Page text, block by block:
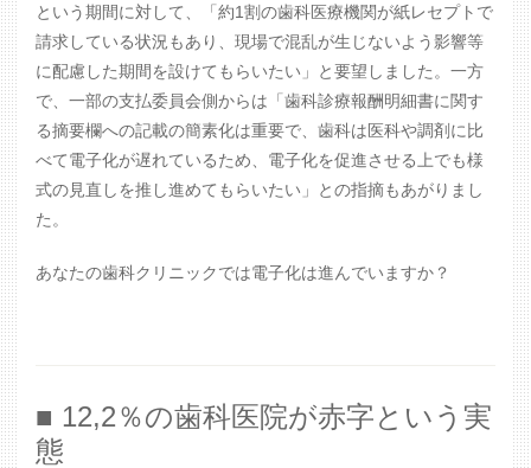
という期間に対して、「約1割の歯科医療機関が紙レセプトで
請求している状況もあり、現場で混乱が生じないよう影響等
に配慮した期間を設けてもらいたい」と要望しました。一方
で、一部の支払委員会側からは「歯科診療報酬明細書に関す
る摘要欄への記載の簡素化は重要で、歯科は医科や調剤に比
べて電子化が遅れているため、電子化を促進させる上でも様
式の見直しを推し進めてもらいたい」との指摘もあがりまし
た。
あなたの歯科クリニックでは電子化は進んでいますか？
■ 12,2％の歯科医院が赤字という実
態